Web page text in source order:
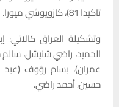
تاكيدا 81)، كازويوشي ميورا.
وتشكيلة العراق
الحميد، راضي شنيشل،
عمران)، بسام رؤوف (عبد
حسين، أحمد راضي.